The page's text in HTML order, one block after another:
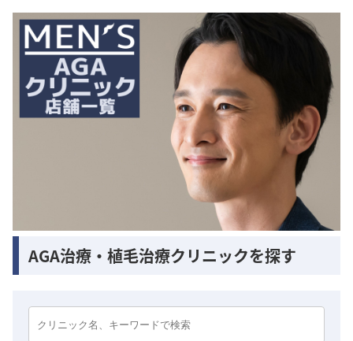
AGA治療・植毛治療クリニックを探す